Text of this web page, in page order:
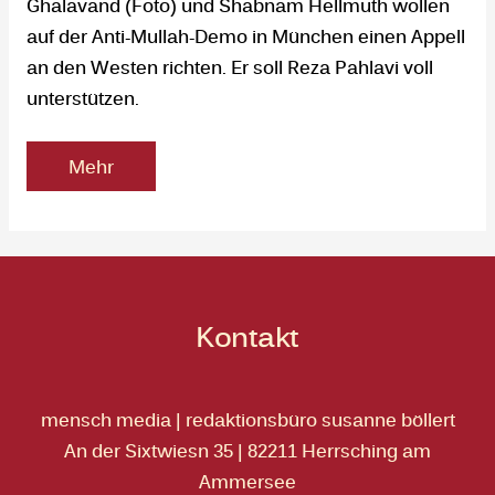
Ghalavand (Foto) und Shabnam Hellmuth wollen
auf der Anti-Mullah-Demo in München einen Appell
an den Westen richten. Er soll Reza Pahlavi voll
unterstützen.
Mehr
Kontakt
mensch media | redaktionsbüro susanne böllert
An der Sixtwiesn 35 | 82211 Herrsching am
Ammersee